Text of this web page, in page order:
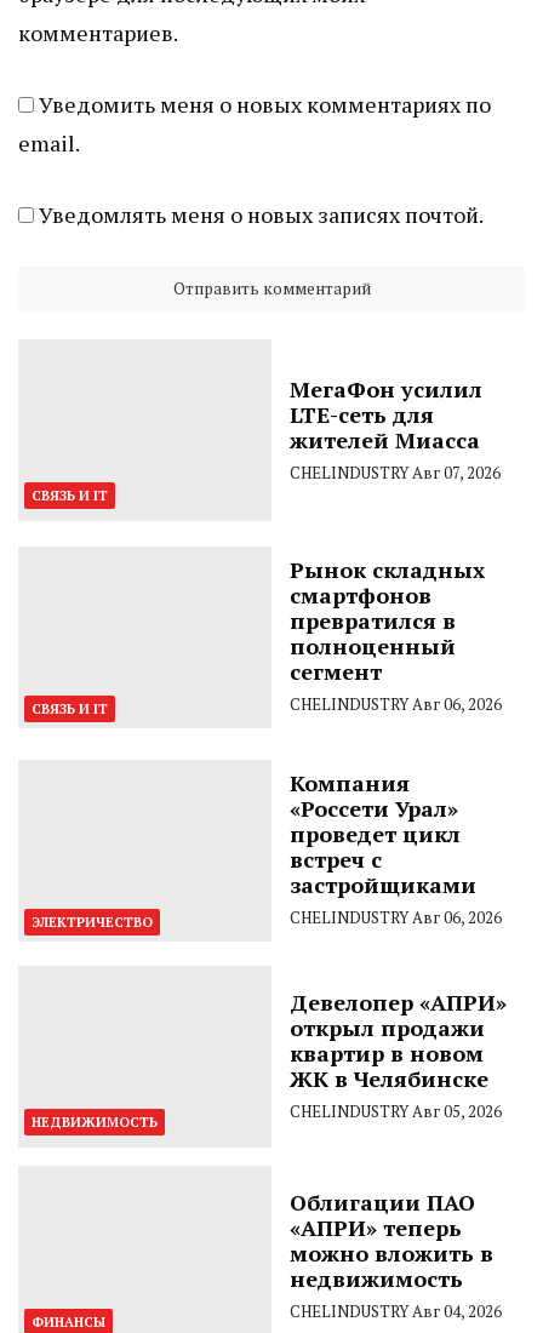
комментариев.
Уведомить меня о новых комментариях по
email.
Уведомлять меня о новых записях почтой.
СВЯЗЬ И IT
МегаФон усилил
LTE-сеть для
жителей Миасса
CHELINDUSTRYАвг 07, 2026
СВЯЗЬ И IT
Рынок складных
смартфонов
превратился в
полноценный
сегмент
CHELINDUSTRYАвг 06, 2026
ЭЛЕКТРИЧЕСТВО
Компания
«Россети Урал»
проведет цикл
встреч с
застройщиками
CHELINDUSTRYАвг 06, 2026
НЕДВИЖИМОСТЬ
Девелопер «АПРИ»
открыл продажи
квартир в новом
ЖК в Челябинске
CHELINDUSTRYАвг 05, 2026
ФИНАНСЫ
Облигации ПАО
«АПРИ» теперь
можно вложить в
недвижимость
CHELINDUSTRYАвг 04, 2026